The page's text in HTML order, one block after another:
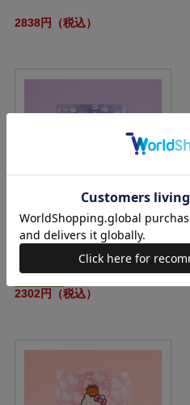
2838円（税込）
【SALE】クロミ 重ねてらくらく収
納！ 真空断熱タンブラーBOOK
2302円（税込）